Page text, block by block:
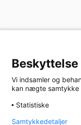
Vi indsamler og
kan nægte samtykke
Statistiske
Samtykkedetaljer